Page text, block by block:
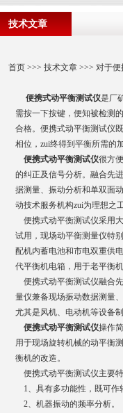
技术文章
首页>>> 技术文章>>> 对于便
便携式动平衡测试仪是厂
需按一下按键，便知被检测
合格。便携式动平衡测试仪
相位，zui终得到平衡所需的
便携式动平衡测试仪很方
的纠正及信号分析。融合先
据测量、振动分析和单双面
动技术服务机构zui为理想之
便携式动平衡测试仪采用
试用，现场动平衡测量仪特
配机内蓄电池和市电双重供
代平衡机电箱，用于老平衡
便携式动平衡测试仪融合
量仪兼备现场振动数据测量
尤其是风机、电动机等设备
便携式动平衡测试仪操作
用于现场旋转机械的动平衡
衡机的改造。
便携式动平衡测试仪主要
1、具有多功能性，既可作
2、机器振动的频率分析。